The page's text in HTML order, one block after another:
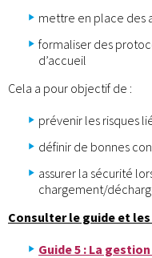
mettre en place des
formaliser des
d’accueil
Cela a pour objectif de :
prévenir les risques
définir de bonnes
assurer la sécurité
chargement/
Consulter le guide et les
Guide 5 : La